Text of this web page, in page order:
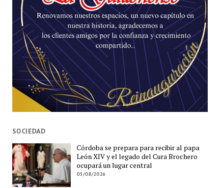
SOCIEDAD
Córdoba se prepara para recibir al papa
León XIV y el legado del Cura Brochero
ocupará un lugar central
05/08/2026